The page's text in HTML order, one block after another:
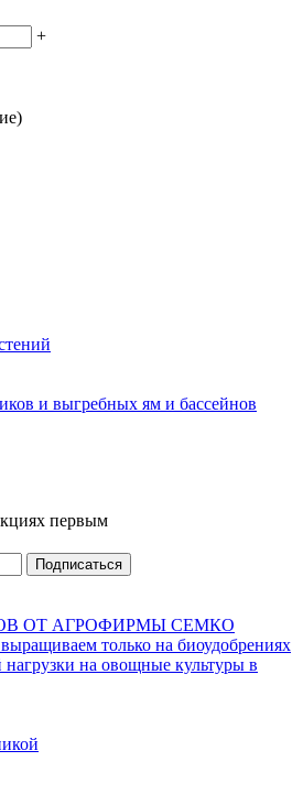
+
и выгребных ям и бассейнов
первым
ОТ АГРОФИРМЫ СЕМКО
только на биоудобрениях
на овощные культуры в